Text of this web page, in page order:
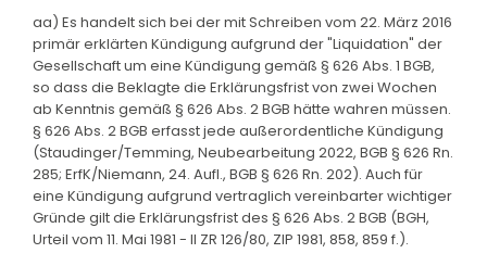
aa) Es handelt sich bei der mit Schreiben vom 22. März 2016
primär erklärten Kündigung aufgrund der "Liquidation" der
Gesellschaft um eine Kündigung gemäß § 626 Abs. 1 BGB,
so dass die Beklagte die Erklärungsfrist von zwei Wochen
ab Kenntnis gemäß § 626 Abs. 2 BGB hätte wahren müssen.
§ 626 Abs. 2 BGB erfasst jede außerordentliche Kündigung
(Staudinger/Temming, Neubearbeitung 2022, BGB § 626 Rn.
285; ErfK/Niemann, 24. Aufl., BGB § 626 Rn. 202). Auch für
eine Kündigung aufgrund vertraglich vereinbarter wichtiger
Gründe gilt die Erklärungsfrist des § 626 Abs. 2 BGB (BGH,
Urteil vom 11. Mai 1981 - II ZR 126/80, ZIP 1981, 858, 859 f.).